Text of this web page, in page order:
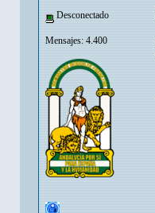
Desconectado
Mensajes: 4.400